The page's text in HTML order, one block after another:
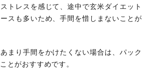
トレスを感じて、途中で玄米ダイエット
スも多いため、手間を惜しまないことが
まり手間をかけたくない場合は、パック
とがおすすめです。